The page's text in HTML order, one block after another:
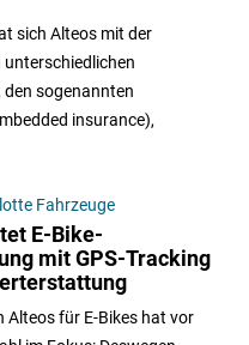
sich Alteos mit der
sogenannten
insurance),
Fahrzeuge
E-Bike-
mit GPS-Tracking
Alteos für E-Bikes hat vor